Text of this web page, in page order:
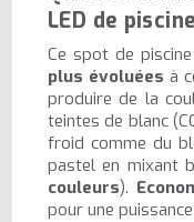
LED de
Ce spot de piscine
plus évoluées à
produire de la
teintes de blanc
froid comme du
pastel en mixant
couleurs).
pour une